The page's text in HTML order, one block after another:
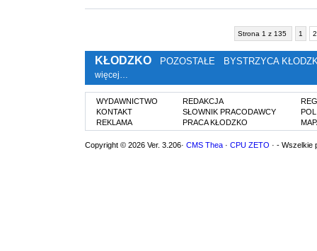
Strona 1 z 135 1 2
KŁODZKO POZOSTAŁE BYSTRZYCA
więcej…
WYDAWNICTWO
KONTAKT
REKLAMA
REDAKCJA
SŁOWNIK PRACODAWCY
PRACA KŁODZKO
Copyright © 2026 Ver. 3.206· CMS Thea · CPU ZETO · - Wszelkie